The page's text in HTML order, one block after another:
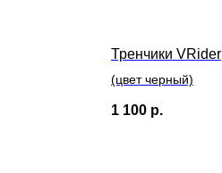
Тренчики VRider
(цвет черный)
1 100 р.